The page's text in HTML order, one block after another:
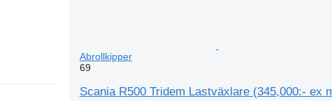
Abrollkipper
69
Scania R500 Tridem Lastväxlare (345,000:- ex